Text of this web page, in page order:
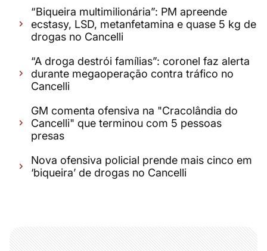
“Biqueira multimilionária”: PM apreende
ecstasy, LSD, metanfetamina e quase 5 kg de
drogas no Cancelli
“A droga destrói famílias”: coronel faz alerta
durante megaoperação contra tráfico no
Cancelli
GM comenta ofensiva na "Cracolândia do
Cancelli" que terminou com 5 pessoas
presas
Nova ofensiva policial prende mais cinco em
‘biqueira’ de drogas no Cancelli